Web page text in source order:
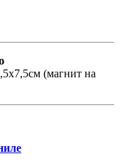
(магнит на